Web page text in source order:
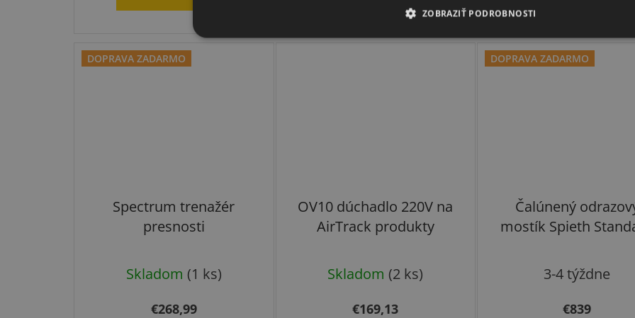
5
hviezdičiek.
DOPRAVA ZADARMO
Spectrum trenažér
presnosti
Skladom (1 ks)
€268,99
OV10 dúchadlo 220V na
AirTrack produkty
Skladom (2 ks)
€169,13
DOPRAVA ZADARMO
Čalúnený
mostík Spieth
3-4 týždne
€839
ZOBRAZIŤ PODROBNOSTI